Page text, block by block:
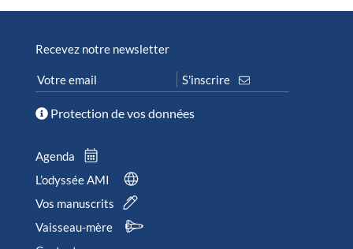
Recevez notre newsletter
Protection de vos données
Agenda
L’odyssée AMI
Vos manuscrits
Vaisseau-mère